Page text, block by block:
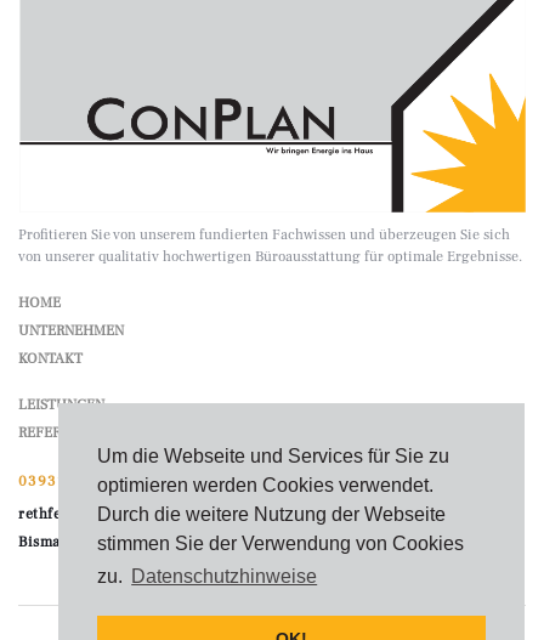
Um die Webseite und Services für Sie zu
optimieren werden Cookies verwendet.
Durch die weitere Nutzung der Webseite
stimmen Sie der Verwendung von Cookies
zu. Datenschutzhinweise
Profitieren Sie von unserem fundierten Fachwissen und überzeugen Sie sich
von unserer qualitativ hochwertigen Büroausstattung für optimale Ergebnisse.
HOME
UNTERNEHMEN
KONTAKT
LEISTUNGEN
REFERENZEN
03931 214784
rethfeld@Con-Plan.de
Bismarckstraße 36 | 39576 Stendal